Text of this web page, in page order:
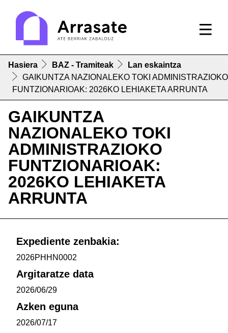
Hasiera BAZ - Tramiteak
Lan eskaintza
GAIKUNTZA NAZIONALEKO TOKI ADMINISTRAZIOKO
FUNTZIONARIOAK: 2026KO LEHIAKETA ARRUNTA
GAIKUNTZA
NAZIONALEKO TOKI
ADMINISTRAZIOKO
FUNTZIONARIOAK:
2026KO LEHIAKETA
ARRUNTA
Expediente zenbakia:
2026PHHN0002
Argitaratze data
2026/06/29
Azken eguna
2026/07/17